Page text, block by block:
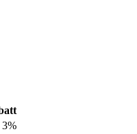
3%